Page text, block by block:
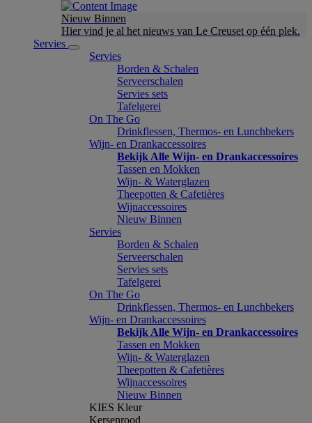
Nieuw Binnen
Hier vind je al het nieuws van Le Creuset op één plek.
Servies
Servies
Borden & Schalen
Serveerschalen
Servies sets
Tafelgerei
On The Go
Drinkflessen, Thermos- en Lunchbekers
Wijn- en Drankaccessoires
Bekijk Alle Wijn- en Drankaccessoires
Tassen en Mokken
Wijn- & Waterglazen
Theepotten & Cafetières
Wijnaccessoires
Nieuw Binnen
Servies
Borden & Schalen
Serveerschalen
Servies sets
Tafelgerei
On The Go
Drinkflessen, Thermos- en Lunchbekers
Wijn- en Drankaccessoires
Bekijk Alle Wijn- en Drankaccessoires
Tassen en Mokken
Wijn- & Waterglazen
Theepotten & Cafetières
Wijnaccessoires
Nieuw Binnen
KIES Kleur
Kersenrood